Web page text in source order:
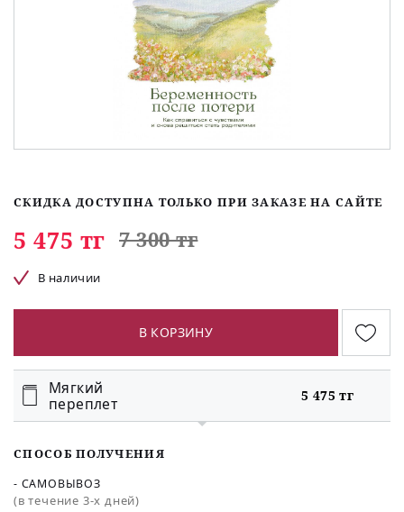
СКИДКА ДОСТУПНА ТОЛЬКО ПРИ ЗАКАЗЕ НА САЙТЕ
5 475 тг 7 300 тг
В наличии
В КОРЗИНУ
Мягкий
переплет
5 475 тг
СПОСОБ ПОЛУЧЕНИЯ
- САМОВЫВОЗ
(в течение 3-х дней)